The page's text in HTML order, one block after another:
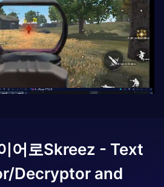
어로Skreez - Text
Decryptor and